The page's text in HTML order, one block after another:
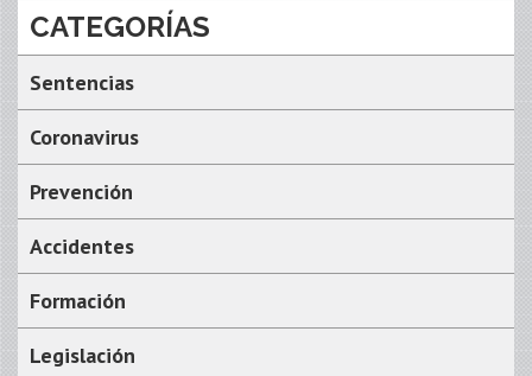
CATEGORÍAS
Sentencias
Coronavirus
Prevención
Accidentes
Formación
Legislación